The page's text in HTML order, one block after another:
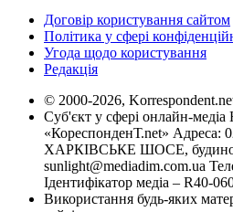
Договір користування сайтом
Політика у сфері
Угода щодо користування
Редакція
© 2000-2026,
Суб'єкт у сфері онлайн-медіа
«КореспонденТ.net» Адреса:
ХАРКІВСЬКЕ ШОСЕ, будинок
sunlight@mediadim.com.ua
Ідентифікатор медіа – R40-
Використання будь-яких